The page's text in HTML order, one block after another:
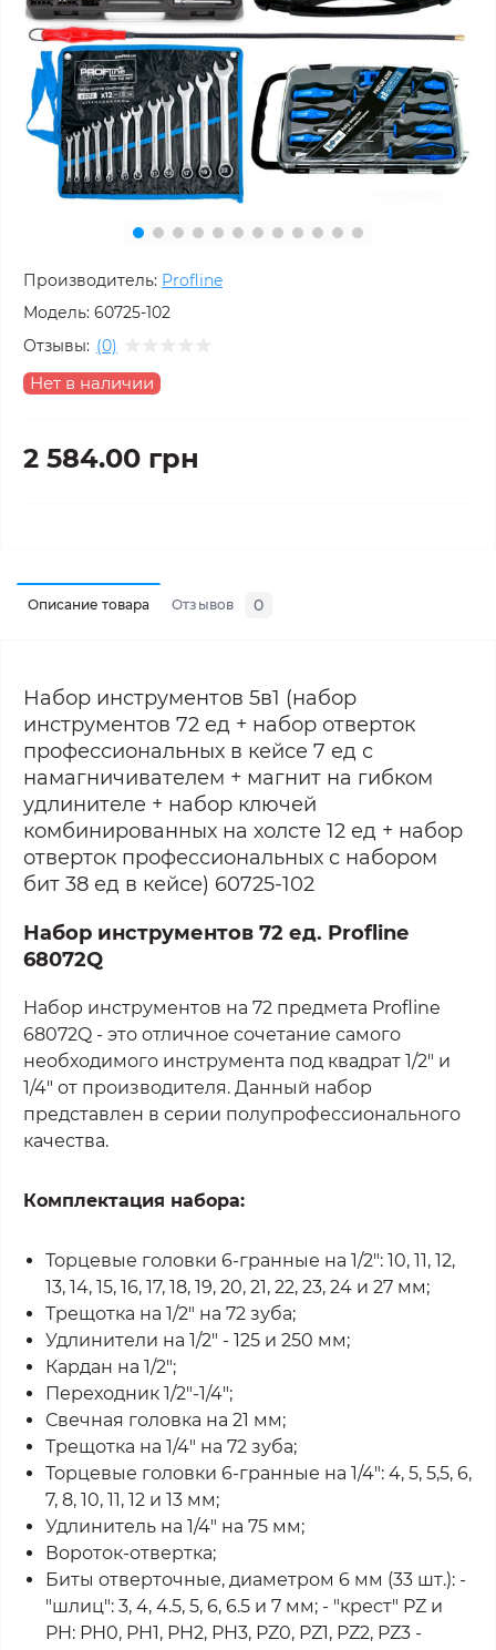
Производитель: Profline
Модель: 60725-102
Отзывы: (0)
Нет в наличии
2 584.00 грн
Описание товара Отзывов 0
Набор инструментов 5в1 (набор
инструментов 72 ед + набор отверток
профессиональных в кейсе 7 ед с
намагничивателем + магнит на гибком
удлинителе + набор ключей
комбинированных на холсте 12 ед + набор
отверток профессиональных с набором
бит 38 ед в кейсе) 60725-102
Набор инструментов 72 ед. Profline
68072Q
Набор инструментов на 72 предмета Profline
68072Q - это отличное сочетание самого
необходимого инструмента под квадрат 1/2" и
1/4" от производителя. Данный набор
представлен в серии полупрофессионального
качества.
Комплектация набора:
Торцевые головки 6-гранные на 1/2": 10, 11, 12,
13, 14, 15, 16, 17, 18, 19, 20, 21, 22, 23, 24 и 27 мм;
Трещотка на 1/2" на 72 зуба;
Удлинители на 1/2" - 125 и 250 мм;
Кардан на 1/2";
Переходник 1/2"-1/4";
Свечная головка на 21 мм;
Трещотка на 1/4" на 72 зуба;
Торцевые головки 6-гранные на 1/4": 4, 5, 5,5, 6,
7, 8, 10, 11, 12 и 13 мм;
Удлинитель на 1/4" на 75 мм;
Вороток-отвертка;
Биты отверточные, диаметром 6 мм (33 шт.): -
"шлиц": 3, 4, 4.5, 5, 6, 6.5 и 7 мм; - "крест" PZ и
PH: PH0, PH1, PH2, PH3, PZ0, PZ1, PZ2, PZ3 -